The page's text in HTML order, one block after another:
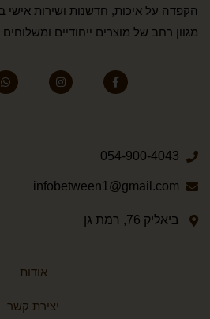
הקפדה על איכות, חדשנות ושירות אישי
מגוון רחב של מוצרים ייחודיים
054-900-4043
infobetween1@gmail.com
ביאליק 76, רמת גן
אודות
יצירת קשר